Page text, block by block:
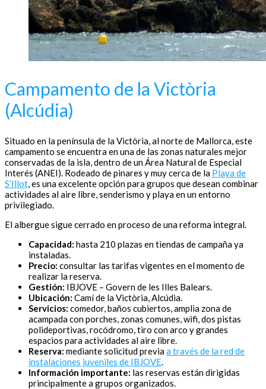
Campamento de la Victòria
(Alcúdia)
Situado en la península de la Victòria, al norte de Mallorca, este
campamento se encuentra en una de las zonas naturales mejor
conservadas de la isla, dentro de un Área Natural de Especial
Interés (ANEI). Rodeado de pinares y muy cerca de la Playa de
S’Illot, es una excelente opción para grupos que desean combinar
actividades al aire libre, senderismo y playa en un entorno
privilegiado.
El albergue sigue cerrado en proceso de una reforma integral.
Capacidad: hasta 210 plazas en tiendas de campaña ya
instaladas.
Precio: consultar las tarifas vigentes en el momento de
realizar la reserva.
Gestión: IBJOVE – Govern de les Illes Balears.
Ubicación: Camí de la Victòria, Alcúdia.
Servicios: comedor, baños cubiertos, amplia zona de
acampada con porches, zonas comunes, wifi, dos pistas
polideportivas, rocódromo, tiro con arco y grandes
espacios para actividades al aire libre.
Reserva: mediante solicitud previaa través de la red de
instalaciones juveniles de IBJOVE.
Información importante: las reservas están dirigidas
principalmente a grupos organizados.